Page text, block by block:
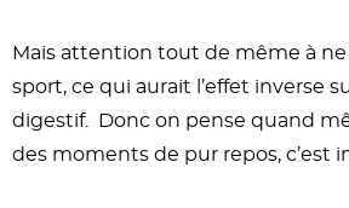
Mais attention tout de même à ne
sport, ce qui aurait l’effet inverse
digestif. Donc on pense quand
des moments de pur repos, c’est